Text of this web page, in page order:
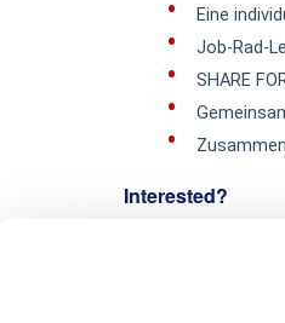
Eine
Job-Rad-
SHARE
Interested?
Email:
Tel: +49 911